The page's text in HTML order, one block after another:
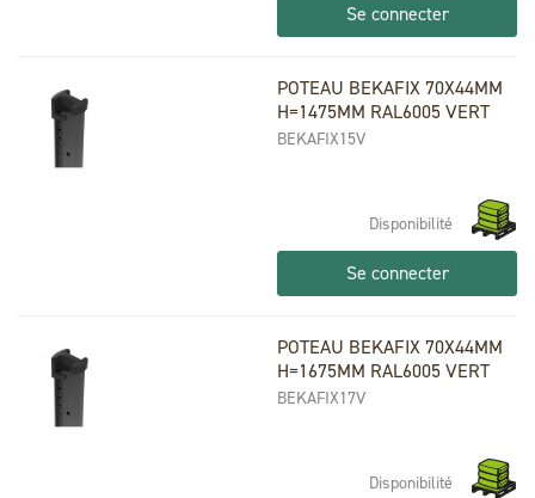
Se connecter
POTEAU BEKAFIX 70X44MM
H=1475MM RAL6005 VERT
BEKAFIX15V
Disponibilité
Se connecter
POTEAU BEKAFIX 70X44MM
H=1675MM RAL6005 VERT
BEKAFIX17V
Disponibilité